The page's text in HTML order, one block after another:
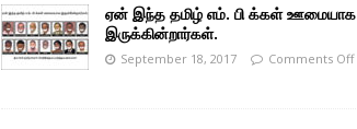
ஏன் இந்த தமிழ் எம். பி க்கள் ஊமையாக
இருக்கின்றார்கள்.
September 18, 2017 Comments Off